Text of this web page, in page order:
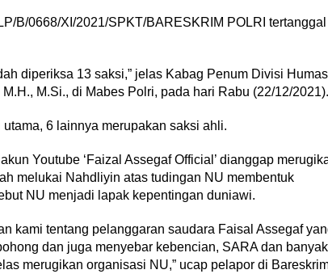
B/0668/XI/2021/SPKT/BARESKRIM POLRI tertanggal
diperiksa 13 saksi,” jelas Kabag Penum Divisi Humas
M.Si., di Mabes Polri, pada hari Rabu (22/12/2021).
6 lainnya merupakan saksi ahli.
Youtube ‘Faizal Assegaf Official’ dianggap
melukai Nahdliyin atas tudingan NU membentuk
NU menjadi lapak kepentingan duniawi.
kami tentang pelanggaran saudara Faisal Assegaf
dan juga menyebar kebencian, SARA dan banyak
merugikan organisasi NU,” ucap pelapor di